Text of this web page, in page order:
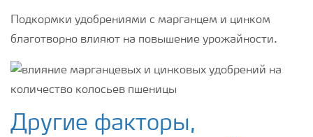
Подкормки удобрениями с марганцем и цинком
благотворно влияют на повышение урожайности.
Другие факторы,